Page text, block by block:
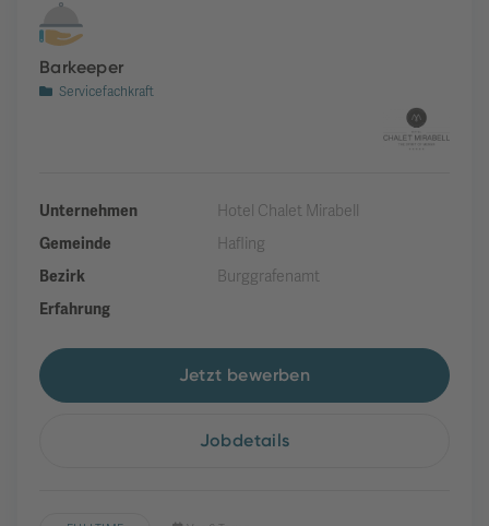
Barkeeper
Servicefachkraft
Unternehmen
Hotel Chalet Mirabell
Gemeinde
Hafling
Bezirk
Burggrafenamt
Erfahrung
Jetzt bewerben
Jobdetails